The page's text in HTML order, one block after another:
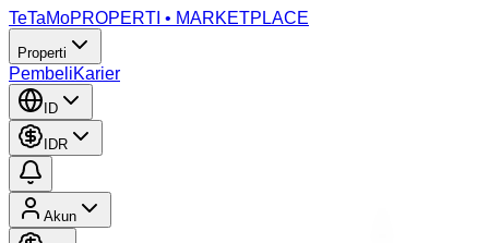
TeTaMoPROPERTI • MARKETPLACE
Properti
PembeliKarier
ID
IDR
Akun